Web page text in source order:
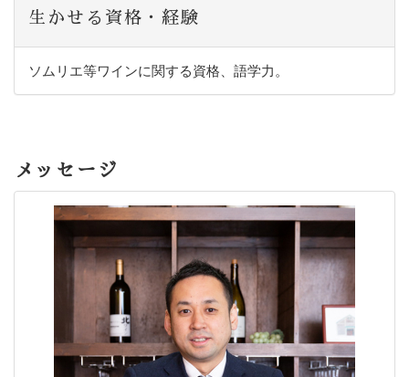
生かせる資格・経験
ソムリエ等ワインに関する資格、語学力。
メッセージ